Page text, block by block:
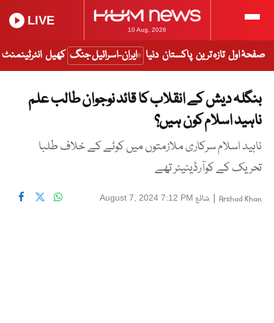
10 Aug, 2026
LIVE
صفحۂ اول تازہ ترین پاکستان دنیا ایران-اسرائیل جنگ کھیل انٹرٹینمنٹ
بنگلہ دیش کے انقلاب کا قائد نوجوان طالب علم
ناہید اسلام کون ہیں؟
ناہید اسلام سرکاری ملازمتوں میں کوٹے کے خلاف طلبا
تحریک کے کوآرڈینیٹر تھے
Arshad Khan
| شائع August 7, 2024 7:12 PM